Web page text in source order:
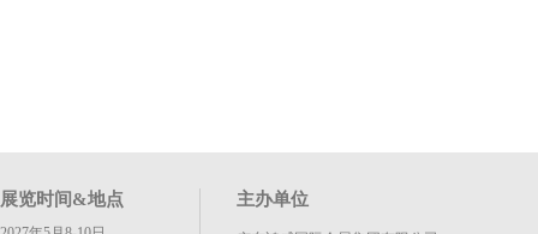
展览时间&地点 主办单位